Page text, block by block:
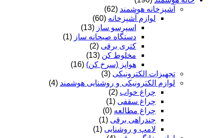
آشپزخانه هوشمند (62)
لوازم آشپزخانه (60)
اسپرسو ساز (13)
دستگاه صبحانه ساز (1)
کتری برقی (2)
مخلوط کن (13)
هواپز (سرخ کن) (16)
تجهیزات الکترونیکی (3)
لوازم الکترونیکی و روشنایی هوشمند (4)
چراغ خواب (2)
چراغ سقفی (1)
چراغ مطالعه (0)
چندراهی برقی (1)
لامپ و روشنایی (1)